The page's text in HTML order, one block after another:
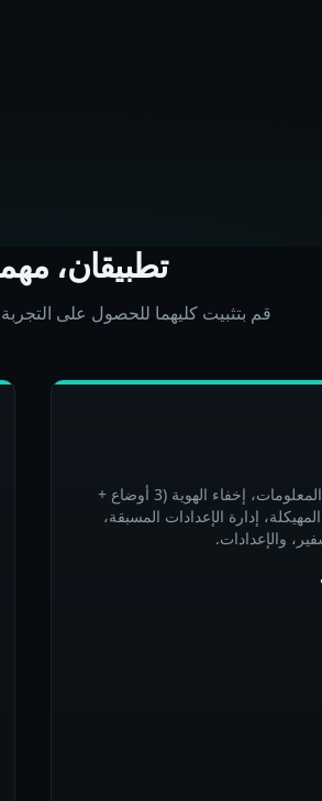
تطبيقان،
قم بتثبيت كليهما للحصول على
تطبيق مستقل بواجهة من 8 علامات تبويب: لوحة المعلومات، إخفاء الهوية (3 أوضاع +
معالجة دفعية)، تحرير الصور، معالجة CSV/JSON المهيكلة، إدارة الإعدادات المسبقة،